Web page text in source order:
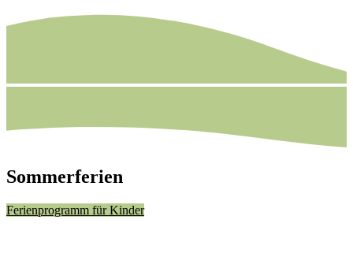
Sommerferien
Ferienprogramm für Kinder